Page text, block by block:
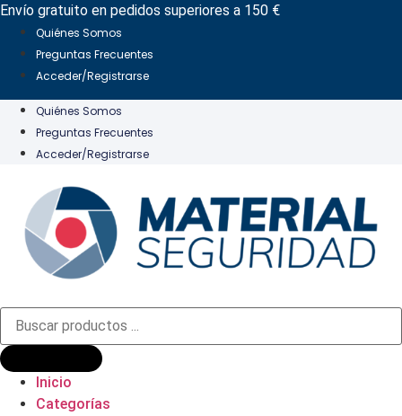
Ir
contenido
Envío gratuito en pedidos superiores a 150 €
Quiénes Somos
Preguntas Frecuentes
Acceder/Registrarse
Quiénes Somos
Preguntas Frecuentes
Acceder/Registrarse
Búsqueda
productos
Inicio
Categorías